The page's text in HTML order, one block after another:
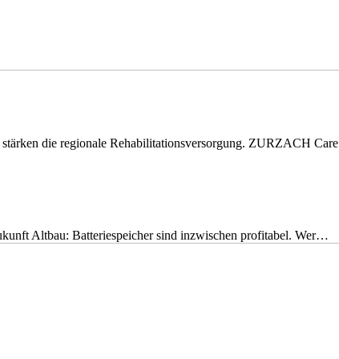
die regionale Rehabilitationsversorgung. ZURZACH
Altbau: Batteriespeicher sind inzwischen profitabel. Wer…